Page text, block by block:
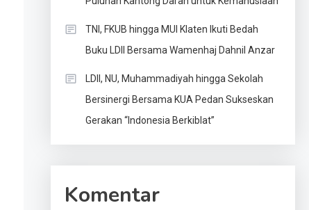
TNI, FKUB hingga MUI Klaten Ikuti Bedah
Buku LDII Bersama Wamenhaj Dahnil Anzar
LDII, NU, Muhammadiyah hingga Sekolah
Bersinergi Bersama KUA Pedan Sukseskan
Gerakan “Indonesia Berkiblat”
Komentar